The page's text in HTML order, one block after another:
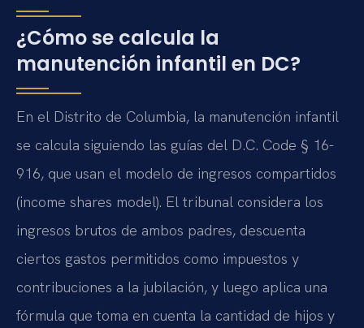
¿Cómo se calcula la
manutención infantil en DC?
En el Distrito de Columbia, la manutención infantil
se calcula siguiendo las guías del D.C. Code § 16-
916, que usan el modelo de ingresos compartidos
(income shares model). El tribunal considera los
ingresos brutos de ambos padres, descuenta
ciertos gastos permitidos como impuestos y
contribuciones a la jubilación, y luego aplica una
fórmula que toma en cuenta la cantidad de hijos y